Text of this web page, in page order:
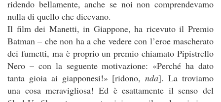
ridendo bellamente, anche se noi non comprendevamo
nulla di quello che dicevano.
Il film dei Manetti, in Giappone, ha ricevuto il Premio
Batman – che non ha a che vedere con l’eroe mascherato
dei fumetti, ma è proprio un premio chiamato Pipistrello
Nero – con la seguente motivazione: «Perché ha dato
tanta gioia ai giapponesi!» [ridono,nda]. La troviamo
una cosa meravigliosa! Ed è esattamente il senso del